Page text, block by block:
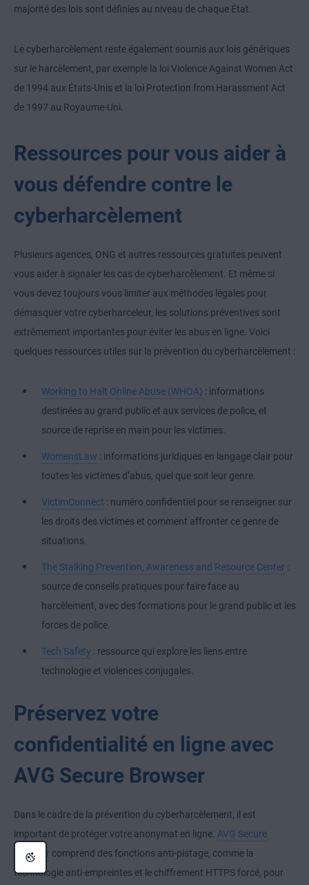
majorité des lois sont définies au niveau de chaque État.
Le cyberharcèlement reste également soumis aux lois génériques
sur le harcèlement, par exemple la loi Violence Against Women Act
de 1994 aux États-Unis et la loi Protection from Harassment Act
de 1997 au Royaume-Uni.
Ressources pour vous aider à
vous défendre contre le
cyberharcèlement
Plusieurs agences, ONG et autres ressources gratuites peuvent
vous aider à signaler les cas de cyberharcèlement. Et même si
vous devez toujours vous limiter aux méthodes légales pour
démasquer votre cyberharceleur, les solutions préventives sont
extrêmement importantes pour éviter les abus en ligne. Voici
quelques ressources utiles sur la prévention du cyberharcèlement :
Working to Halt Online Abuse (WHOA) : informations
destinées au grand public et aux services de police, et
source de reprise en main pour les victimes.
WomensLaw : informations juridiques en langage clair pour
toutes les victimes d’abus, quel que soit leur genre.
VictimConnect : numéro confidentiel pour se renseigner sur
les droits des victimes et comment affronter ce genre de
situations.
The Stalking Prevention, Awareness and Resource Center :
source de conseils pratiques pour faire face au
harcèlement, avec des formations pour le grand public et les
forces de police.
Tech Safety : ressource qui explore les liens entre
technologie et violences conjugales.
Préservez votre
confidentialité en ligne avec
AVG Secure Browser
Dans le cadre de la prévention du cyberharcèlement, il est
important de protéger votre anonymat en ligne. AVG Secure
Browser comprend des fonctions anti-pistage, comme la
technologie anti-empreintes et le chiffrement HTTPS forcé, pour